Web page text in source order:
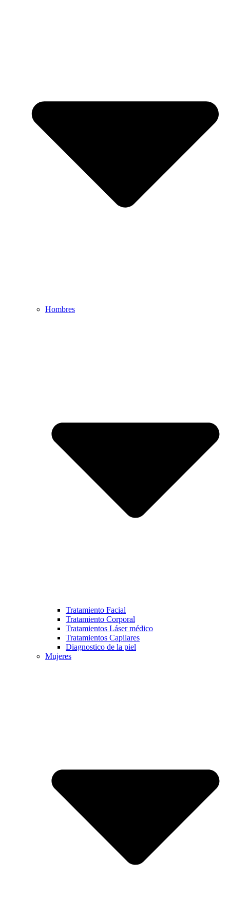
Hombres
Tratamiento Facial
Tratamiento Corporal
Tratamientos Láser médico
Tratamientos Capilares
Diagnostico de la piel
Mujeres